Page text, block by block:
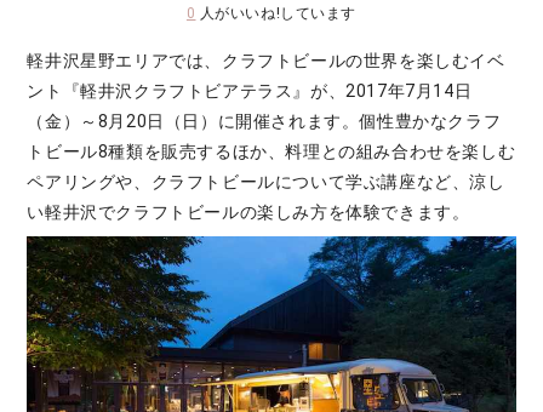
0 人がいいね!しています
軽井沢星野エリアでは、クラフトビールの世界を楽しむイベ
ント『軽井沢クラフトビアテラス』が、2017年7月14日
（金）～8月20日（日）に開催されます。個性豊かなクラフ
トビール8種類を販売するほか、料理との組み合わせを楽しむ
ペアリングや、クラフトビールについて学ぶ講座など、涼し
い軽井沢でクラフトビールの楽しみ方を体験できます。